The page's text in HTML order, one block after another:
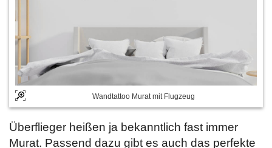
Wandtattoo Murat mit Flugzeug
Überflieger heißen ja bekanntlich fast immer
Murat. Passend dazu gibt es auch das perfekte